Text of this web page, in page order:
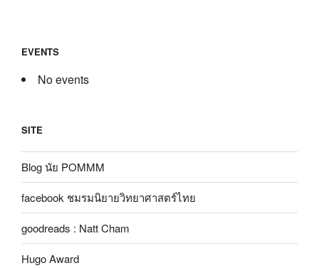
EVENTS
No events
SITE
Blog นัย POMMM
facebook ชมรมนิยายวิทยาศาสตร์ไทย
goodreads : Natt Cham
Hugo Award